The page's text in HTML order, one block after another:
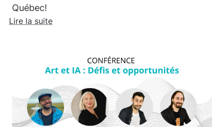
Québec!
Lire la suite